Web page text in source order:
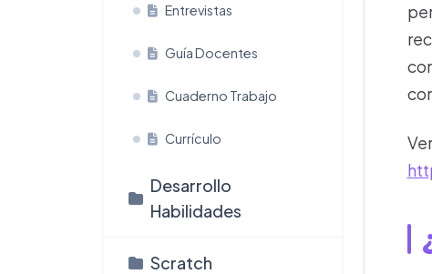
Entrevistas
Guía Docentes
Cuaderno Trabajo
Currículo
Desarrollo
Habilidades
Scratch